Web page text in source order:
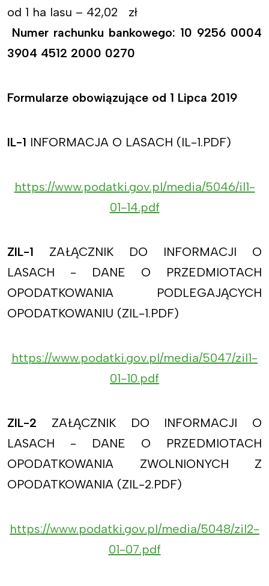
od 1 ha lasu – 42,02 zł
Numer rachunku bankowego: 10 9256 0004
3904 4512 2000 0270
Formularze obowiązujące od 1 Lipca 2019
IL-1 INFORMACJA O LASACH (IL-1.PDF)
https://www.podatki.gov.pl/media/5046/il1-
01-14.pdf
ZIL-1 ZAŁĄCZNIK DO INFORMACJI O
LASACH - DANE O PRZEDMIOTACH
OPODATKOWANIA PODLEGAJĄCYCH
OPODATKOWANIU (ZIL-1.PDF)
https://www.podatki.gov.pl/media/5047/zil1-
01-10.pdf
ZIL-2 ZAŁĄCZNIK DO INFORMACJI O
LASACH - DANE O PRZEDMIOTACH
OPODATKOWANIA ZWOLNIONYCH Z
OPODATKOWANIA (ZIL-2.PDF)
https://www.podatki.gov.pl/media/5048/zil2-
01-07.pdf